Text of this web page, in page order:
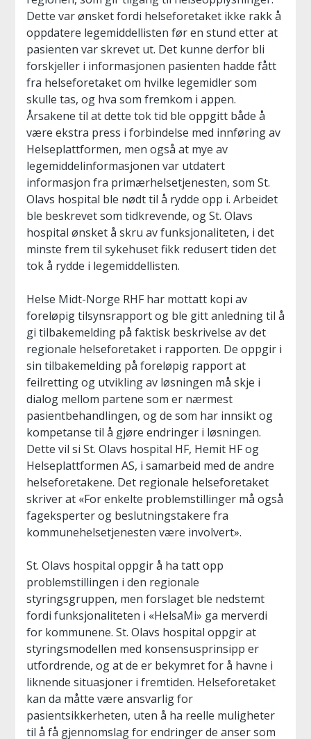
Dette var ønsket fordi helseforetaket ikke rakk å
oppdatere legemiddellisten før en stund etter at
pasienten var skrevet ut. Det kunne derfor bli
forskjeller i informasjonen pasienten hadde fått
fra helseforetaket om hvilke legemidler som
skulle tas, og hva som fremkom i appen.
Årsakene til at dette tok tid ble oppgitt både å
være ekstra press i forbindelse med innføring av
Helseplattformen, men også at mye av
legemiddelinformasjonen var utdatert
informasjon fra primærhelsetjenesten, som St.
Olavs hospital ble nødt til å rydde opp i. Arbeidet
ble beskrevet som tidkrevende, og St. Olavs
hospital ønsket å skru av funksjonaliteten, i det
minste frem til sykehuset fikk redusert tiden det
tok å rydde i legemiddellisten.
Helse Midt-Norge RHF har mottatt kopi av
foreløpig tilsynsrapport og ble gitt anledning til å
gi tilbakemelding på faktisk beskrivelse av det
regionale helseforetaket i rapporten. De oppgir i
sin tilbakemelding på foreløpig rapport at
feilretting og utvikling av løsningen må skje i
dialog mellom partene som er nærmest
pasientbehandlingen, og de som har innsikt og
kompetanse til å gjøre endringer i løsningen.
Dette vil si St. Olavs hospital HF, Hemit HF og
Helseplattformen AS, i samarbeid med de andre
helseforetakene. Det regionale helseforetaket
skriver at «For enkelte problemstillinger må også
fageksperter og beslutningstakere fra
kommunehelsetjenesten være involvert».
St. Olavs hospital oppgir å ha tatt opp
problemstillingen i den regionale
styringsgruppen, men forslaget ble nedstemt
fordi funksjonaliteten i «HelsaMi» ga merverdi
for kommunene. St. Olavs hospital oppgir at
styringsmodellen med konsensusprinsipp er
utfordrende, og at de er bekymret for å havne i
liknende situasjoner i fremtiden. Helseforetaket
kan da måtte være ansvarlig for
pasientsikkerheten, uten å ha reelle muligheter
til å få gjennomslag for endringer de anser som